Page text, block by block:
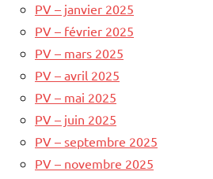
PV – janvier 2025
PV – février 2025
PV – mars 2025
PV – avril 2025
PV – mai 2025
PV – juin 2025
PV – septembre 2025
PV – novembre 2025